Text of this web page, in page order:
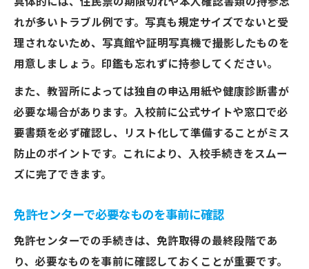
れが多いトラブル例です。写真も規定サイズでないと受
理されないため、写真館や証明写真機で撮影したものを
用意しましょう。印鑑も忘れずに持参してください。
また、教習所によっては独自の申込用紙や健康診断書が
必要な場合があります。入校前に公式サイトや窓口で必
要書類を必ず確認し、リスト化して準備することがミス
防止のポイントです。これにより、入校手続きをスムー
ズに完了できます。
免許センターで必要なものを事前に確認
免許センターでの手続きは、免許取得の最終段階であ
り、必要なものを事前に確認しておくことが重要です。